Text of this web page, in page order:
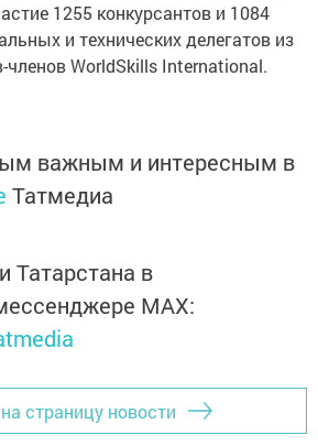
1255 конкурсантов и 1084
и технических делегатов из
членов WorldSkills International.
важным и интересным в
Татмедиа
Татарстана в
MАХ:
страницу новости